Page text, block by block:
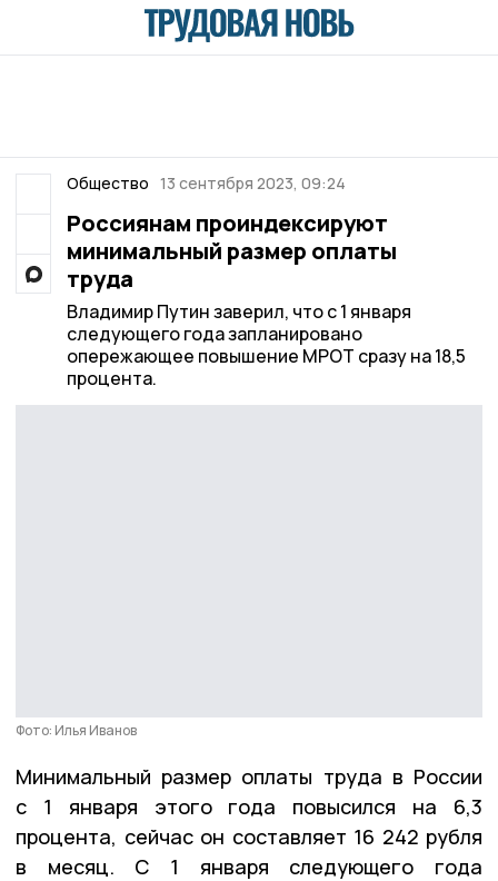
Общество 13 сентября 2023, 09:24
Россиянам проиндексируют
минимальный размер оплаты
труда
Владимир Путин заверил, что с 1 января
следующего года запланировано
опережающее повышение МРОТ сразу на 18,5
процента.
Фото: Илья Иванов
Минимальный размер оплаты труда в России
с 1 января этого года повысился на 6,3
процента, сейчас он составляет 16 242 рубля
в месяц. С 1 января следующего года